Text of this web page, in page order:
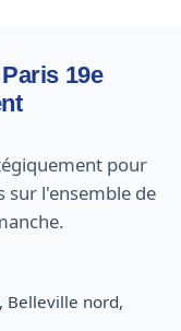
19e
pour
sur l'ensemble de
Belleville nord,